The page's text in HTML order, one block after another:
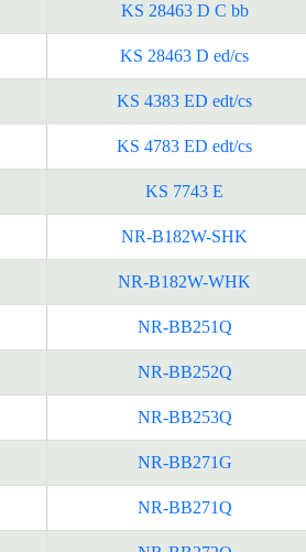
KS 28463 D C bb
KS 28463 D ed/cs
KS 4383 ED edt/cs
KS 4783 ED edt/cs
KS 7743 E
NR-B182W-SHK
NR-B182W-WHK
NR-BB251Q
NR-BB252Q
NR-BB253Q
NR-BB271G
NR-BB271Q